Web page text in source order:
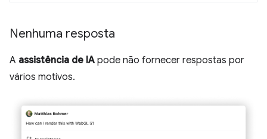
Nenhuma resposta
A assistência de IA pode não fornecer respostas por
vários motivos.